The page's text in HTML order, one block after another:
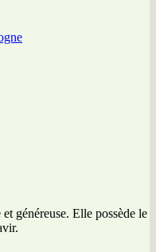
généreuse. Elle possède le